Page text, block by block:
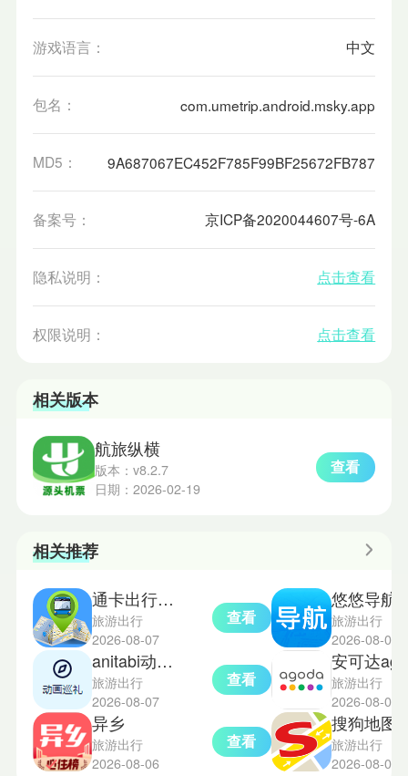
游戏语言： 中文
包名： com.umetrip.android.msky.app
MD5： 9A687067EC452F785F99BF25672FB787
备案号： 京ICP备2020044607号-6A
隐私说明： 点击查看
权限说明： 点击查看
相关版本
航旅纵横
版本：v8.2.7
日期：2026-02-19
查看
相关推荐
通卡出行公交车
旅游出行
2026-08-07
查看
anitabi动漫巡礼
旅游出行
2026-08-07
查看
异乡
旅游出行
2026-08-06
查看
旅游出行
2026-08-05
旅游出行
2026-08-05
旅游出行
2026-08-04